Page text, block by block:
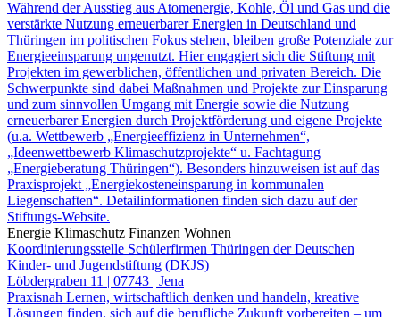
Während der Ausstieg aus Atomenergie, Kohle, Öl und Gas und die
verstärkte Nutzung erneuerbarer Energien in Deutschland und
Thüringen im politischen Fokus stehen, bleiben große Potenziale zur
Energieeinsparung ungenutzt. Hier engagiert sich die Stiftung mit
Projekten im gewerblichen, öffentlichen und privaten Bereich. Die
Schwerpunkte sind dabei Maßnahmen und Projekte zur Einsparung
und zum sinnvollen Umgang mit Energie sowie die Nutzung
erneuerbarer Energien durch Projektförderung und eigene Projekte
(u.a. Wettbewerb „Energieeffizienz in Unternehmen“,
„Ideenwettbewerb Klimaschutzprojekte“ u. Fachtagung
„Energieberatung Thüringen“). Besonders hinzuweisen ist auf das
Praxisprojekt „Energiekosteneinsparung in kommunalen
Liegenschaften“. Detailinformationen finden sich dazu auf der
Stiftungs-Website.
Energie Klimaschutz Finanzen Wohnen
Koordinierungsstelle Schülerfirmen Thüringen der Deutschen
Kinder- und Jugendstiftung (DKJS)
Löbdergraben 11 | 07743 | Jena
Praxisnah Lernen, wirtschaftlich denken und handeln, kreative
Lösungen finden, sich auf die berufliche Zukunft vorbereiten – um